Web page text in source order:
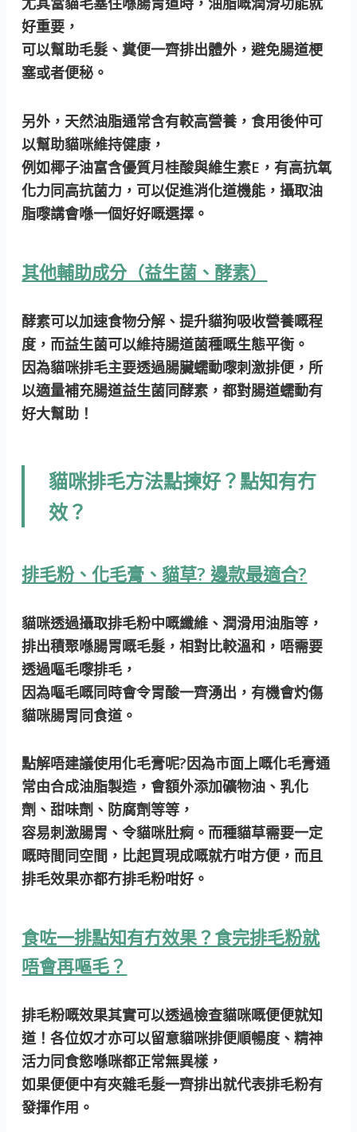
好重要，
可以幫助毛髮、糞便一齊排出體外，避免腸道梗
塞或者便秘。
另外，天然油脂通常含有較高營養，食用後仲可
以幫助貓咪維持健康，
例如椰子油富含優質月桂酸與維生素E，有高抗氧
化力同高抗菌力，可以促進消化道機能，攝取油
脂嚟講會喺一個好好嘅選擇。
其他輔助成分（益生菌、酵素）
酵素可以加速食物分解、提升貓狗吸收營養嘅程
度，而益生菌可以維持腸道菌種嘅生態平衡。
因為貓咪排毛主要透過腸臟蠕動嚟刺激排便，所
以適量補充腸道益生菌同酵素，都對腸道蠕動有
好大幫助！
貓咪排毛方法點揀好？點知有冇
效？
排毛粉、化毛膏、貓草? 邊款最適合?
貓咪透過攝取排毛粉中嘅纖維、潤滑用油脂等，
排出積聚喺腸胃嘅毛髮，相對比較溫和，唔需要
透過嘔毛嚟排毛，
因為嘔毛嘅同時會令胃酸一齊湧出，有機會灼傷
貓咪腸胃同食道。
點解唔建議使用化毛膏呢?因為市面上嘅化毛膏通
常由合成油脂製造，會額外添加礦物油、乳化
劑、甜味劑、防腐劑等等，
容易刺激腸胃、令貓咪肚痾。而種貓草需要一定
嘅時間同空間，比起買現成嘅就冇咁方便，而且
排毛效果亦都冇排毛粉咁好。
食咗一排點知有冇效果？食完排毛粉就
唔會再嘔毛？
排毛粉嘅效果其實可以透過檢查貓咪嘅便便就知
道！各位奴才亦可以留意貓咪排便順暢度、精神
活力同食慾喺咪都正常無異樣，
如果便便中有夾雜毛髮一齊排出就代表排毛粉有
發揮作用。